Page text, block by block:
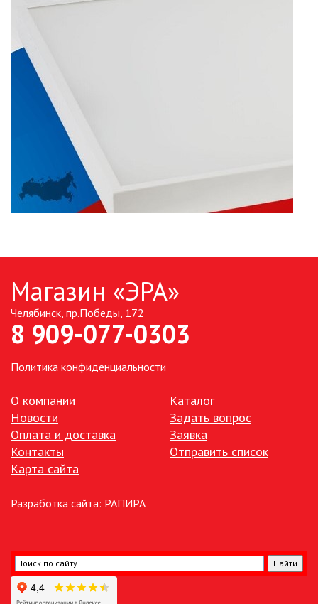
СЕТЕВЫЕ ФИЛЬТРЫ, СИЛОВЫЕ
РАЗЪЕМЫ И УДЛИНИТЕЛИ,
ТРОЙНИКИ И КОЛОДКИ, ВИЛКИ
СОЛНЕЧНЫХ БАТАРЕЯХ
УЛИЧНЫЕ СВЕТИЛЬНИКИ
ФОНТАНЫ
ЭЛЕМЕНТЫ ПИТАНИЯ
Магазин «ЭРА»
Челябинск, пр.Победы, 172
8 909-077-0303
Политика конфиденциальности
О компании
Новости
Оплата и доставка
Контакты
Карта сайта
Каталог
Задать вопрос
Заявка
Отправить список
Разработка сайта: РАПИРА